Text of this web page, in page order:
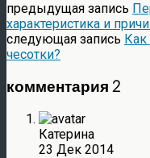
предыдущая запись
характеристика и
следующая запись
чесотки?
комментария 2
Катерина
23 Дек 2014